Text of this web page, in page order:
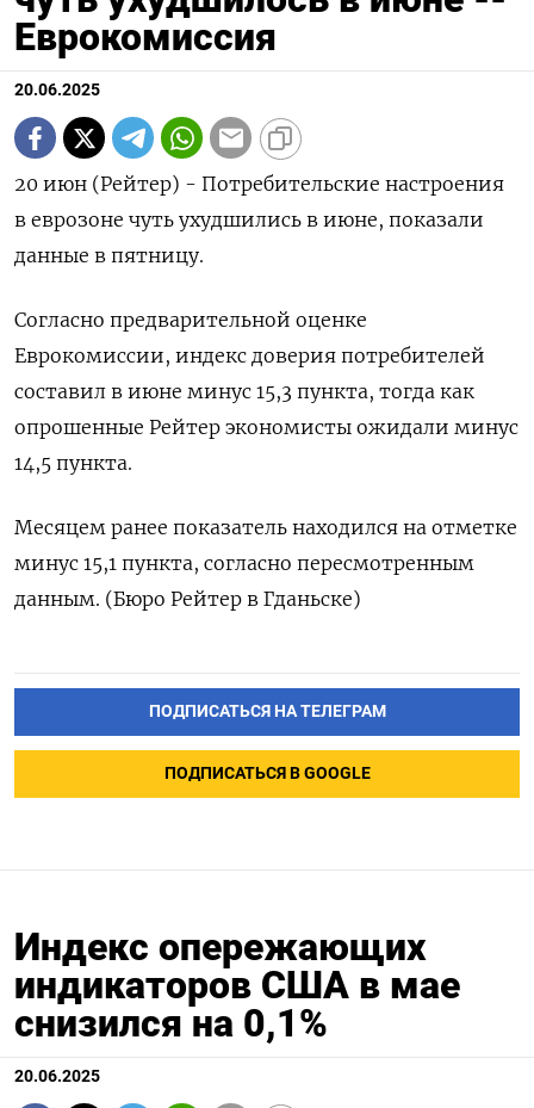
Еврокомиссия
20.06.2025
20 июн (Рейтер) - Потребительские настроения
в еврозоне чуть ухудшились в июне, показали
данные в пятницу.
Согласно предварительной оценке
Еврокомиссии, индекс доверия потребителей
составил в июне минус 15,3 пункта, тогда как
опрошенные Рейтер экономисты ожидали минус
14,5 пункта.
Месяцем ранее показатель находился на отметке
минус 15,1 пункта, согласно пересмотренным
данным. (Бюро Рейтер в Гданьске)
ПОДПИСАТЬСЯ НА ТЕЛЕГРАМ
ПОДПИСАТЬСЯ В GOOGLE
Индекс опережающих
индикаторов США в мае
снизился на 0,1%
20.06.2025